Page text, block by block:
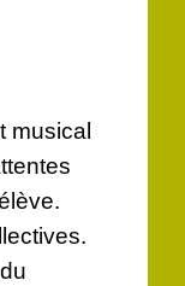
musical